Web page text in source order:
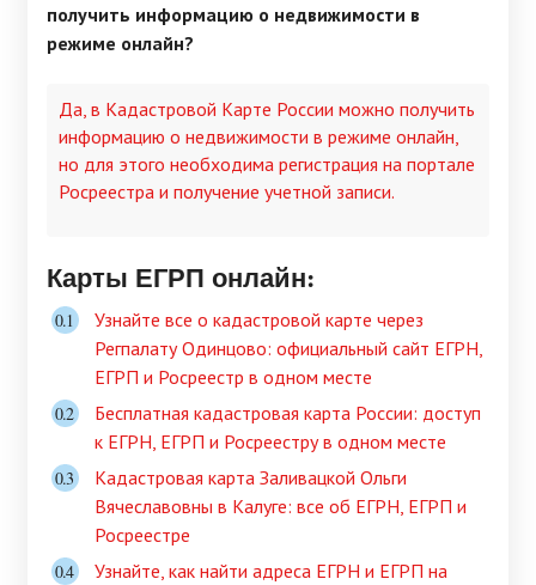
получить информацию о недвижимости в
режиме онлайн?
Да, в Кадастровой Карте России можно получить
информацию о недвижимости в режиме онлайн,
но для этого необходима регистрация на портале
Росреестра и получение учетной записи.
Карты ЕГРП онлайн:
Узнайте все о кадастровой карте через
Регпалату Одинцово: официальный сайт ЕГРН,
ЕГРП и Росреестр в одном месте
Бесплатная кадастровая карта России: доступ
к ЕГРН, ЕГРП и Росреестру в одном месте
Кадастровая карта Заливацкой Ольги
Вячеславовны в Калуге: все об ЕГРН, ЕГРП и
Росреестре
Узнайте, как найти адреса ЕГРН и ЕГРП на